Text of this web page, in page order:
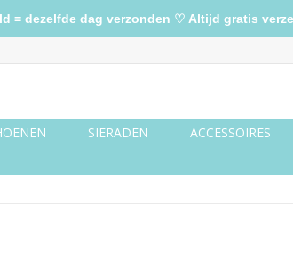
SIERADEN ACCESSOIRES
= dezelfde dag verzonden ♡ Altijd gratis